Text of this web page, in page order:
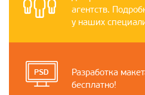
агентств.
у наших
Разработка
бесплатно!